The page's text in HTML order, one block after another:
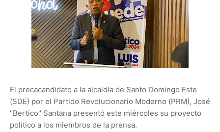
El precacandidato a la alcaldía de Santo Domingo Este
(SDE) por el Partido Revolucionario Moderno (PRM), José
"Bertico" Santana presentó este miércoles su proyecto
político a los miembros de la prensa.